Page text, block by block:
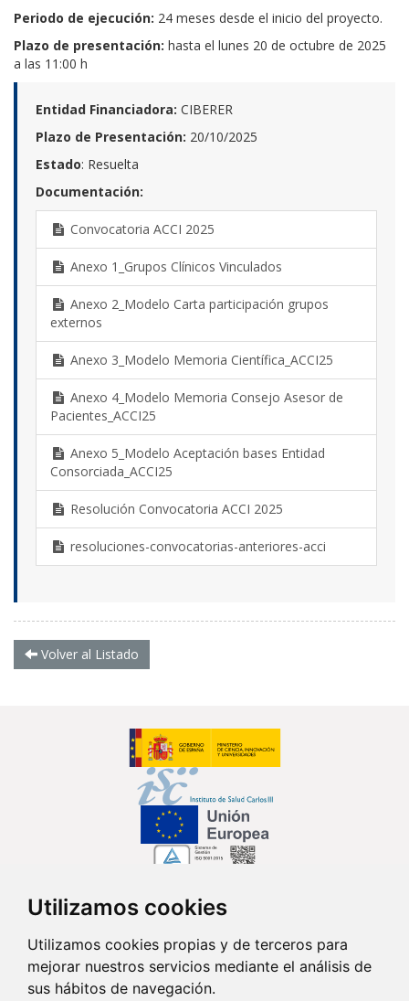
Utilizamos cookies
Utilizamos cookies propias y de terceros para
mejorar nuestros servicios mediante el análisis de
sus hábitos de navegación.
Periodo de ejecución: 24 meses desde el inicio del proyecto.
Plazo de presentación: hasta el lunes 20 de octubre de 2025
a las 11:00 h
Entidad Financiadora: CIBERER
Plazo de Presentación: 20/10/2025
Estado: Resuelta
Documentación:
Convocatoria ACCI 2025
Anexo 1_Grupos Clínicos Vinculados
Anexo 2_Modelo Carta participación grupos
externos
Anexo 3_Modelo Memoria Científica_ACCI25
Anexo 4_Modelo Memoria Consejo Asesor de
Pacientes_ACCI25
Anexo 5_Modelo Aceptación bases Entidad
Consorciada_ACCI25
Resolución Convocatoria ACCI 2025
resoluciones-convocatorias-anteriores-acci
Volver al Listado
Síguenos en...
Contacto